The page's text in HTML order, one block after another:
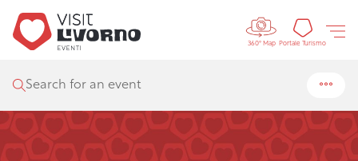
Controls
360° Map Portale Turismo
Search for an event